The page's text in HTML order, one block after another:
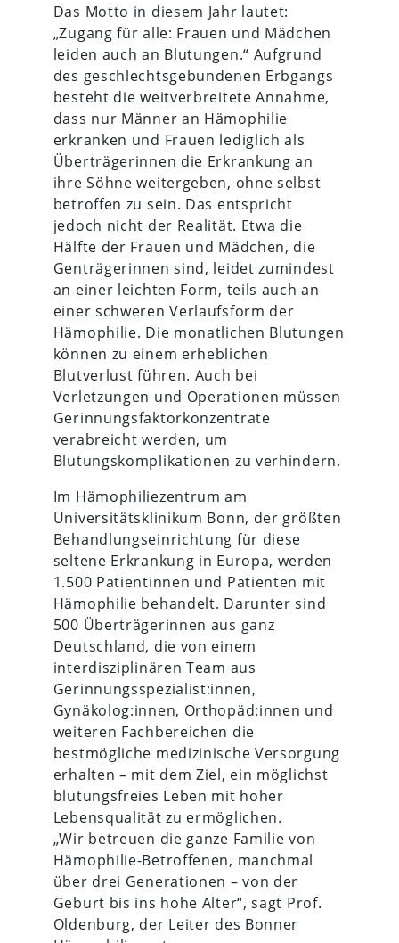
Das Motto in diesem Jahr lautet:
„Zugang für alle: Frauen und Mädchen
leiden auch an Blutungen.“ Aufgrund
des geschlechtsgebundenen Erbgangs
besteht die weitverbreitete Annahme,
dass nur Männer an Hämophilie
erkranken und Frauen lediglich als
Überträgerinnen die Erkrankung an
ihre Söhne weitergeben, ohne selbst
betroffen zu sein. Das entspricht
jedoch nicht der Realität. Etwa die
Hälfte der Frauen und Mädchen, die
Genträgerinnen sind, leidet zumindest
an einer leichten Form, teils auch an
einer schweren Verlaufsform der
Hämophilie. Die monatlichen Blutungen
können zu einem erheblichen
Blutverlust führen. Auch bei
Verletzungen und Operationen müssen
Gerinnungsfaktorkonzentrate
verabreicht werden, um
Blutungskomplikationen zu verhindern.
Im Hämophiliezentrum am
Universitätsklinikum Bonn, der größten
Behandlungseinrichtung für diese
seltene Erkrankung in Europa, werden
1.500 Patientinnen und Patienten mit
Hämophilie behandelt. Darunter sind
500 Überträgerinnen aus ganz
Deutschland, die von einem
interdisziplinären Team aus
Gerinnungsspezialist:innen,
Gynäkolog:innen, Orthopäd:innen und
weiteren Fachbereichen die
bestmögliche medizinische Versorgung
erhalten – mit dem Ziel, ein möglichst
blutungsfreies Leben mit hoher
Lebensqualität zu ermöglichen.
„Wir betreuen die ganze Familie von
Hämophilie-Betroffenen, manchmal
über drei Generationen – von der
Geburt bis ins hohe Alter“, sagt Prof.
Oldenburg, der Leiter des Bonner